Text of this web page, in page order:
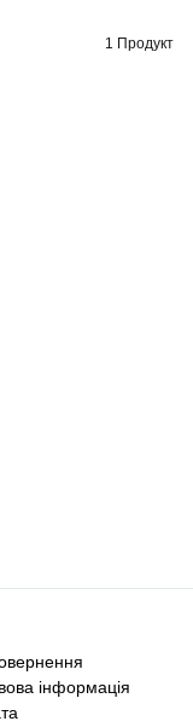
1 Продукт
інформація